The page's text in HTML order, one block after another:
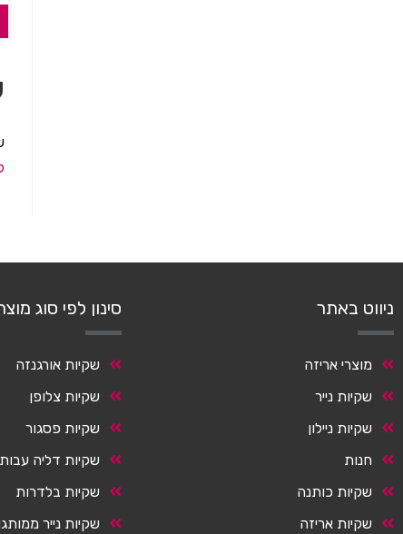
ניווט באתר
מוצרי אריזה
שקיות נייר
שקיות ניילון
חנות
שקיות כותנה
שקיות אריזה
סינון לפי סוג
שקיות אורגנזה
שקיות צלופן
שקיות פסגור
שקיות דליה עבות
שקיות בלדרות
שקיות נייר